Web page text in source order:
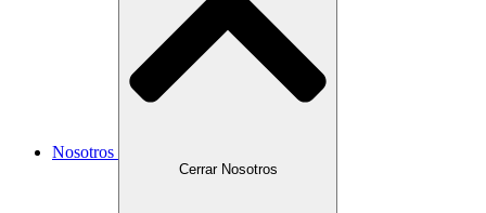
Nosotros
Cerrar Nosotros